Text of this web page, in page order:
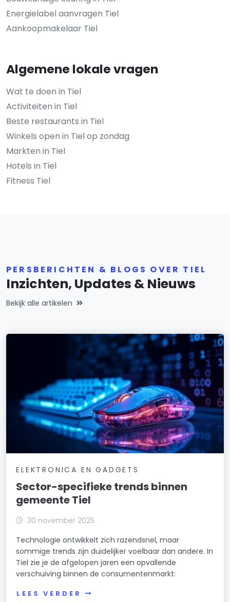
Energielabel aanvragen Tiel
Aankoopmakelaar Tiel
Algemene lokale vragen
Wat te doen in Tiel
Activiteiten in Tiel
Beste restaurants in Tiel
Winkels open in Tiel op zondag
Markten in Tiel
Hotels in Tiel
Fitness Tiel
PERSBERICHTEN & BLOGS OVER TIEL
Inzichten, Updates & Nieuws
Bekijk alle artikelen
ELEKTRONICA EN GADGETS
Sector-specifieke trends binnen
gemeente Tiel
30 november 2025
Technologie ontwikkelt zich razendsnel, maar
sommige trends zijn duidelijker voelbaar dan andere. In
Tiel zie je de afgelopen jaren een opvallende
verschuiving binnen de consumentenmarkt:
LEES VERDER